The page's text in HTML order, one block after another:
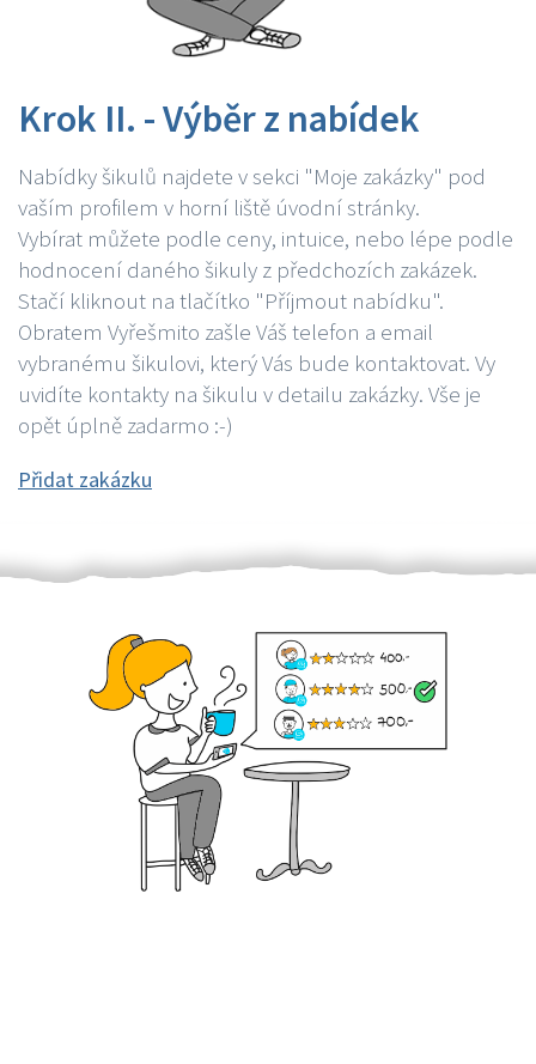
Krok II. - Výběr z nabídek
Nabídky šikulů najdete v sekci "Moje zakázky" pod
vaším profilem v horní liště úvodní stránky.
Vybírat můžete podle ceny, intuice, nebo lépe podle
hodnocení daného šikuly z předchozích zakázek.
Stačí kliknout na tlačítko "Příjmout nabídku".
Obratem Vyřešmito zašle Váš telefon a email
vybranému šikulovi, který Vás bude kontaktovat. Vy
uvidíte kontakty na šikulu v detailu zakázky. Vše je
opět úplně zadarmo :-)
Přidat zakázku